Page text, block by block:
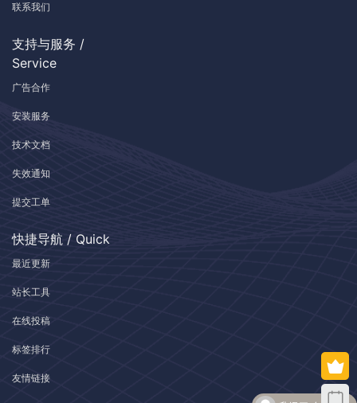
联系我们
支持与服务 /
Service
广告合作
安装服务
技术文档
失效通知
提交工单
快捷导航 / Quick
最近更新
站长工具
在线投稿
标签排行
友情链接